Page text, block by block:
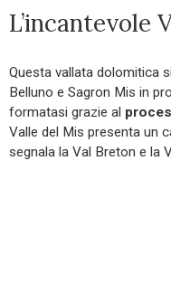
L’incantevole
Questa vallata dolomitica
Belluno e Sagron Mis in
formatasi grazie al
Valle del Mis presenta un
segnala la Val Breton e la